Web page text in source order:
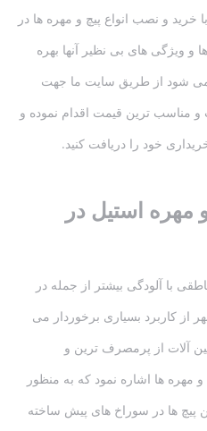
و نصب انواع پیچ و مهره ها در
ویژگی های بی نظیر آنها بهره
می شود از طریق سایت ما جهت
مناسب ترین قیمت اقدام نموده و
خود را دریافت کنید.
مهره استیل در
با آلودگی بیشتر از جمله در
کاربرد بسیاری برخوردار می
آلات از پرمصرف ترین و
و مهره ها اشاره نمود که به منظور
پیچ ها در سوراخ های پیش ساخته